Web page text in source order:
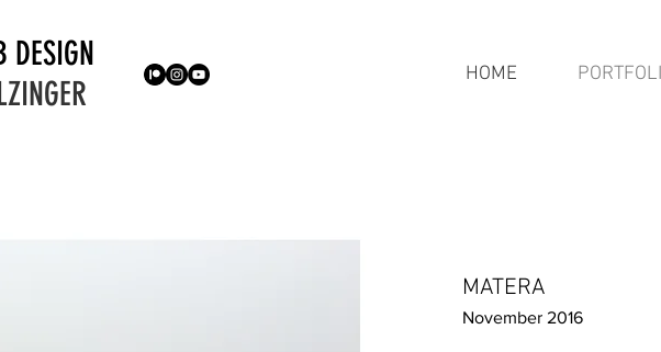
DESIGN
HOME
MATERA
November 2016